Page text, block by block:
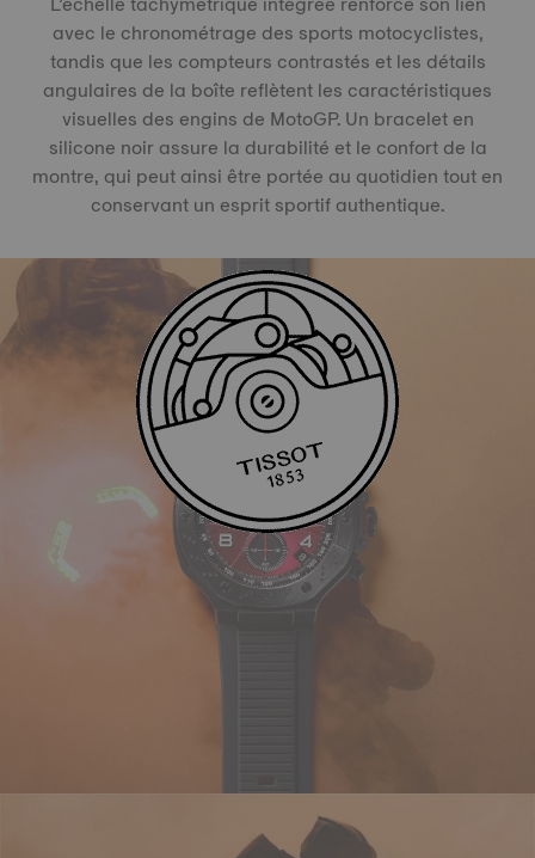
avec le chronométrage des sports motocyclistes,
tandis que les compteurs contrastés et les détails
angulaires de la boîte reflètent les caractéristiques
visuelles des engins de MotoGP. Un bracelet en
silicone noir assure la durabilité et le confort de la
montre, qui peut ainsi être portée au quotidien tout en
conservant un esprit sportif authentique.